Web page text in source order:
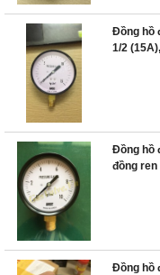
Đồng hồ
1/2
Đồng hồ
đồng ren
Đồng hồ